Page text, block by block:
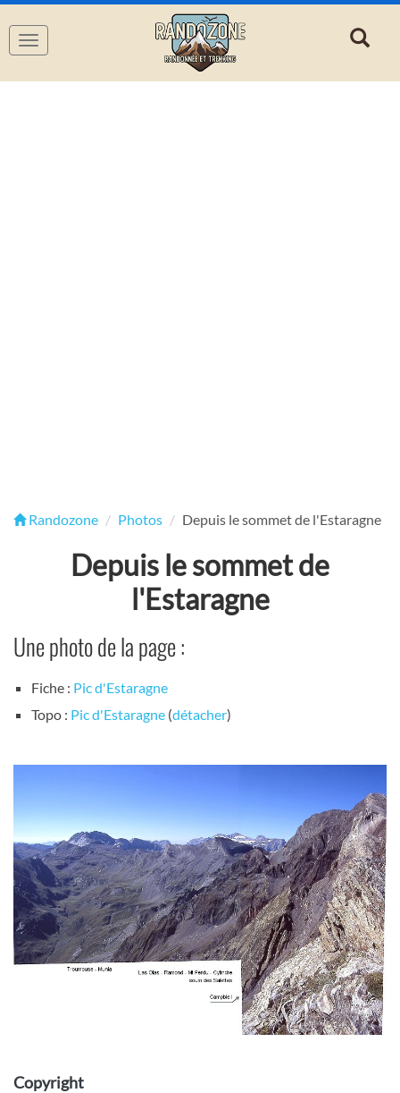
Navigation
Randozone Photos Depuis le sommet de l'Estaragne
Depuis le sommet de
l'Estaragne
Une photo de la page :
Fiche : Pic d'Estaragne
Topo : Pic d'Estaragne (détacher)
Copyright